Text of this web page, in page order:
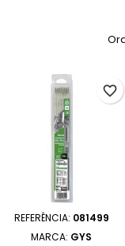
REFERÊNCIA: 081499
MARCA: GYS
favorite_border